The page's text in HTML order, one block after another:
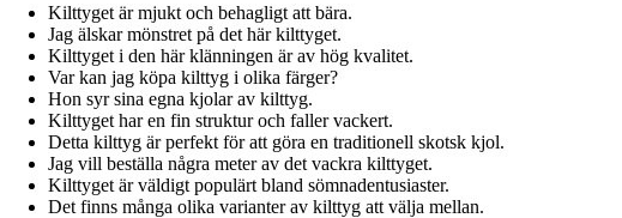
Kilttyget är mjukt och behagligt att bära.
Jag älskar mönstret på det här kilttyget.
Kilttyget i den här klänningen är av hög kvalitet.
Var kan jag köpa kilttyg i olika färger?
Hon syr sina egna kjolar av kilttyg.
Kilttyget har en fin struktur och faller vackert.
Detta kilttyg är perfekt för att göra en traditionell skotsk kjol.
Jag vill beställa några meter av det vackra kilttyget.
Kilttyget är väldigt populärt bland sömnadentusiaster.
Det finns många olika varianter av kilttyg att välja mellan.